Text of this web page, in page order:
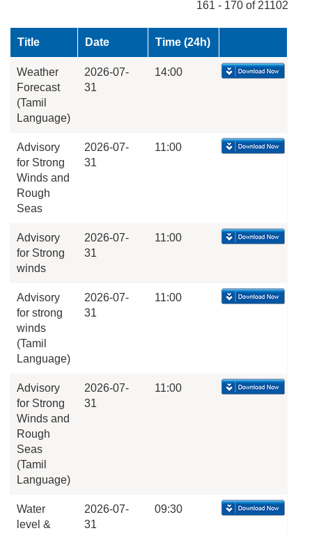
161 - 170 of 21102
Title Date Time (24h)
Weather
Forecast
(Tamil
Language)
2026-07-
31
14:00
Advisory
for Strong
Winds and
Rough
Seas
2026-07-
31
11:00
Advisory
for Strong
winds
2026-07-
31
11:00
Advisory
for strong
winds
(Tamil
Language)
2026-07-
31
11:00
Advisory
for Strong
Winds and
Rough
Seas
(Tamil
Language)
2026-07-
31
11:00
Water
level &
2026-07-
31
09:30